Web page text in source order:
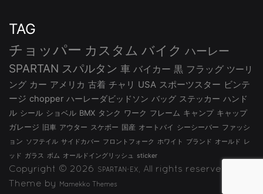
TAG
チョッパー カスタム バイク ハーレー
SPARTAN スパルタン 車 バイカー 黒 フラッグ ツーリ
ング カー アメリカ 古着 チャリ USA スポーツスター ビンテ
ージ chopper ハーレーダビッドソン バッグ ステッカー ハンド
ル シール ショベル BMX タンク ワーク フレーム キャンプ キャップ
ガレージ 旧車 アウター スケボー 国産 オートバイ シーシーバー ファッシ
ョン ソフテイル サイドカバー フロントフォーク ホワイト ブランド オールド レ
ッド ガラス ボム オールドイングリッシュ sticker
Copyright © 2026 SPARTAN-EX
, All rights reserved.
Theme by
Mamekko Themes